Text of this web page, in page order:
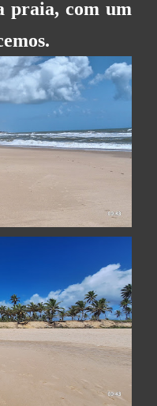
praia, com um